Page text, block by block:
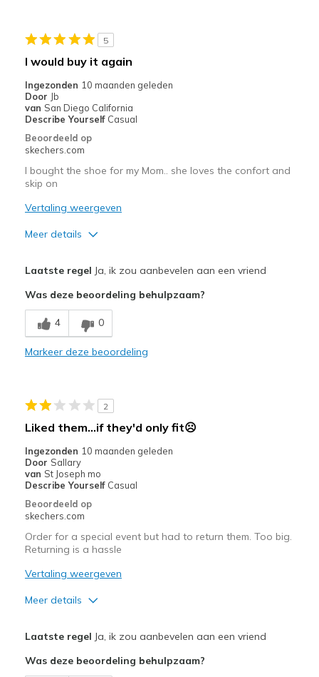
Special Occasions
Width
Feels true to width
Sizing
Feels true to size
View On Shoes
5
I would buy it again
Ingezonden 10 maanden geleden
Door Jb
van San Diego California
Describe Yourself Casual
Beoordeeld op
skechers.com
I bought the shoe for my Mom.. she loves the confort and
skip on
Vertaling weergeven
Meer details
Breathe Well
Comfortable
Beste toepassingen
Travel
Width
Sizing
View On Shoes
Shoes are for Wearing
Laatste regel Ja, ik zou aanbevelen aan een vriend
Was deze beoordeling behulpzaam?
4 0
Markeer deze beoordeling
2
Liked them...if they'd only fit☹️
Ingezonden 10 maanden geleden
Door Sallary
van St Joseph mo
Describe Yourself Casual
Beoordeeld op
skechers.com
Order for a special event but had to return them. Too big.
Returning is a hassle
Vertaling weergeven
Meer details
Comfortable
Laatste regel Ja, ik zou aanbevelen aan een vriend
Was deze beoordeling behulpzaam?